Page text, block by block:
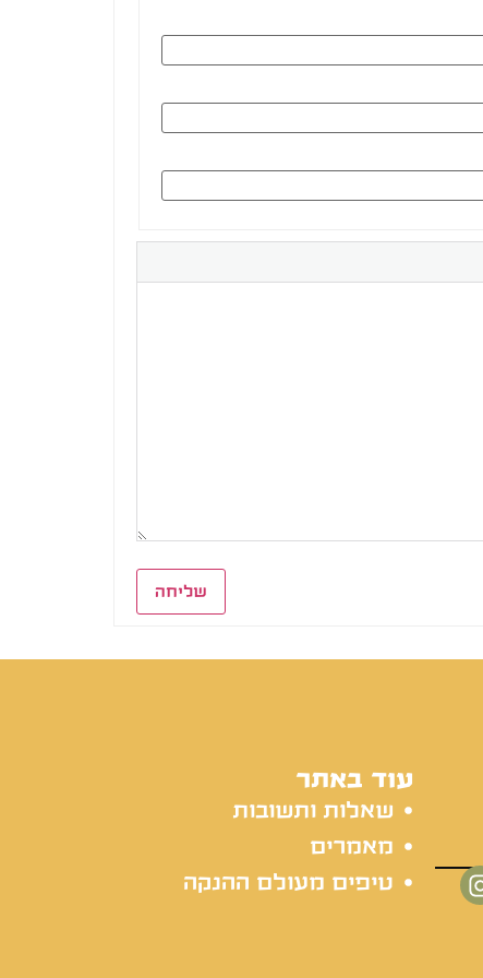
שליחה
עוד באתר
שאלות ותשובות
מאמרים
טיפים מעולם ההנקה